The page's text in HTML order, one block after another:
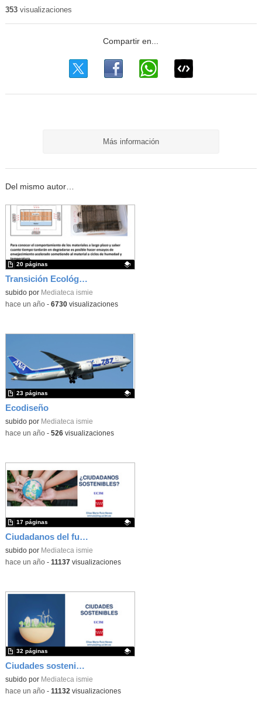
353visualizaciones
Más información
Del mismo autor…
Transición Ecológica: Ecodiseño y Sostenibilidad
Contenido educativo.
subido por Mediateca ismie
20 páginas
-hace un año- 6730visualizaciones
Ecodiseño
Contenido educativo.
subido por Mediateca ismie
23 páginas
-hace un año- 526visualizaciones
Ciudadanos del futuro
Contenido educativo.
subido por Mediateca ismie
17 páginas
-hace un año- 11137visualizaciones
Ciudades sostenibles
Contenido educativo.
subido por Mediateca ismie
32 páginas
-hace un año- 11132 visualizaciones